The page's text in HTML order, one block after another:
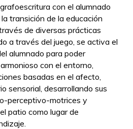
con el alumnado
transición de la educación
de diversas prácticas
a través del juego, se activa el
alumnado para poder
con el entorno,
basadas en el afecto,
sensorial, desarrollando sus
perceptivo-motrices y
patio como lugar de